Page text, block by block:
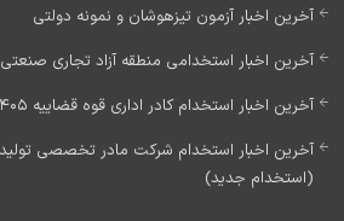
آخرین اخبار آزمون تیزهوشان و نمونه دولتی
آخرین اخبار استخدامی منطقه آزاد تجاری صنعتی 1405
آخرین اخبار استخدام کادر اداری قوه قضاییه 1405 (به زودی)
(استخدام جدید)